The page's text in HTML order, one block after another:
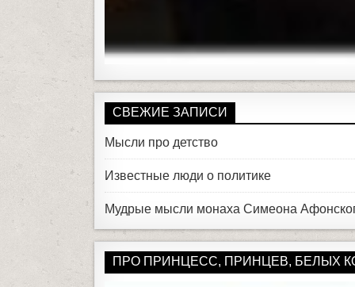
СВЕЖИЕ ЗАПИСИ
Мысли про детство
Известные люди о политике
Мудрые мысли монаха Симеона
ПРО ПРИНЦЕСС, ПРИНЦЕВ, БЕЛЫХ